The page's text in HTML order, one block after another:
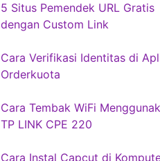
5 Situs Pemendek URL Gratis
dengan Custom Link
Cara Verifikasi Identitas di
Orderkuota
Cara Tembak WiFi
TP LINK CPE 220
Cara Instal Capcut di